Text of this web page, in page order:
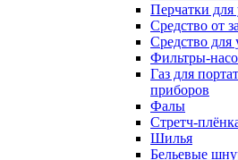
Перчатки для
Средство от
Средство для
Фильтры-
Газ для
приборов
Фалы
Стретч-
Шилья
Бельевые